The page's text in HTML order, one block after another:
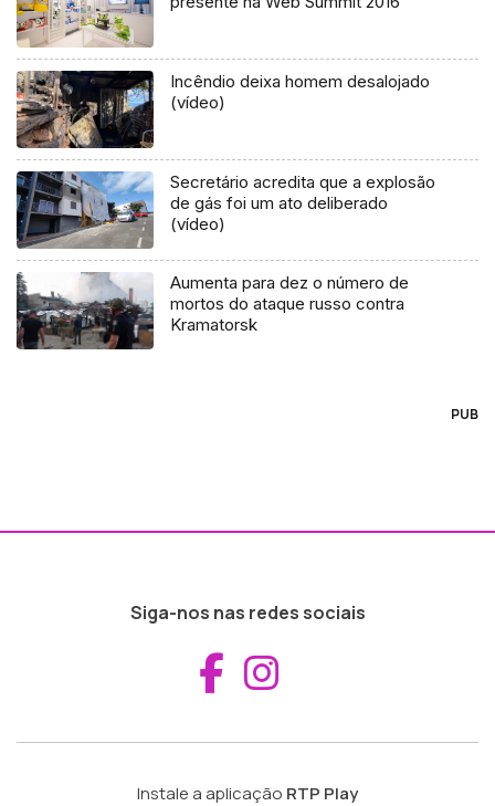
Incêndio deixa homem desalojado
(vídeo)
Secretário acredita que a explosão
de gás foi um ato deliberado
(vídeo)
Aumenta para dez o número de
mortos do ataque russo contra
Kramatorsk
PUB
Siga-nos nas redes sociais
Aceder ao
Instale a aplicação RTP Play